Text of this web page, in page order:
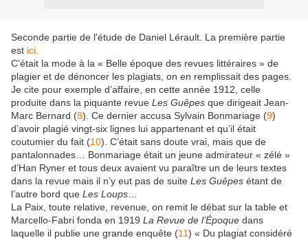
Seconde partie de l'étude de Daniel Lérault. La première partie
est ici
C’était la mode à la « Belle époque des revues littéraires » de
plagier et de dénoncer les plagiats, on en remplissait des pages.
Je cite pour exemple d’affaire, en cette année 1912, celle
produite dans la piquante revue Les Guêpes que dirigeait Jean-
Marc Bernard (8). Ce dernier accusa Sylvain Bonmariage (9)
d’avoir plagié vingt-six lignes lui appartenant et qu’il était
coutumier du fait (10). C’était sans doute vrai, mais que de
pantalonnades… Bonmariage était un jeune admirateur « zélé »
d’Han Ryner et tous deux avaient vu paraître un de leurs textes
dans la revue mais il n’y eut pas de suite Les Guêpes étant de
l’autre bord que Les Loups
La Paix, toute relative, revenue, on remit le débat sur la table et
Marcello-Fabri fonda en 1919 La Revue de l’Époque dans
laquelle il publie une grande enquête (11) « Du plagiat considéré